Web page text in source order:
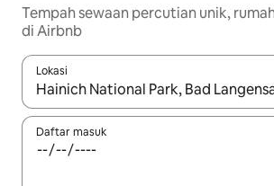
Tempah sewaan percutian unik,
di Airbnb
Lokasi
Apabila hasil tersedia, navigasi dengan
Daftar masuk